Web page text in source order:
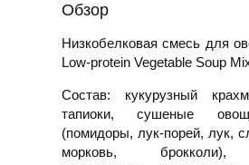
Обзор
Низкобелковая смесь для
Low-protein Vegetable Soup
Состав: кукурузный
тапиоки, сушеные
(помидоры, лук-порей, лук,
морковь, брокколи),